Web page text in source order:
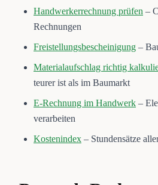
Handwerkerrechnung prüfen –
Rechnungen
Freistellungsbescheinigung –
Materialaufschlag richtig
teurer ist als im Baumarkt
E-Rechnung im Handwerk –
verarbeiten
Kostenindex – Stundensätze